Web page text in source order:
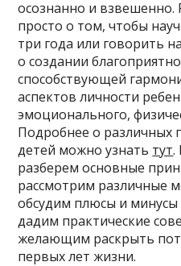
осознанно и взвешенно.
просто о том, чтобы
три года или говорить
о создании
способствующей
аспектов личности
эмоционального,
Подробнее о различных
детей можно узнать тут.
разберем основные
рассмотрим различные
обсудим плюсы и минусы
дадим практические
желающим раскрыть
первых лет жизни.